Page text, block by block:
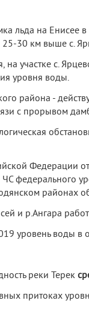
льда на Енисее
25-30 км выше с.
на участке с.
уровня воды.
района -
с прорывом
Федерации
ЧС федерального
районах
и р.Ангара
уровень воды в
реки Терек
притоках